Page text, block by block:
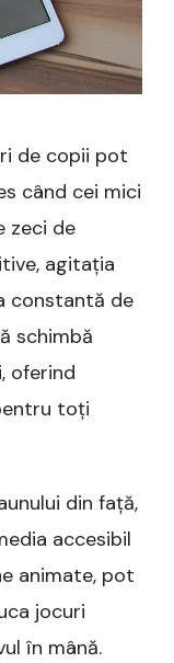
de copii pot
când cei mici
zeci de
agitația
constantă de
schimbă
oferind
toți
din față,
accesibil
animate, pot
jocuri
în mână.